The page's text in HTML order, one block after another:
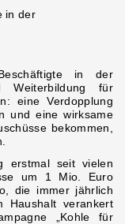
in der
in der
Weiterbildung für
eine Verdopplung
und eine wirksame
bekommen,
erstmal seit vielen
um 1 Mio. Euro
die immer jährlich
Haushalt verankert
„Kohle für